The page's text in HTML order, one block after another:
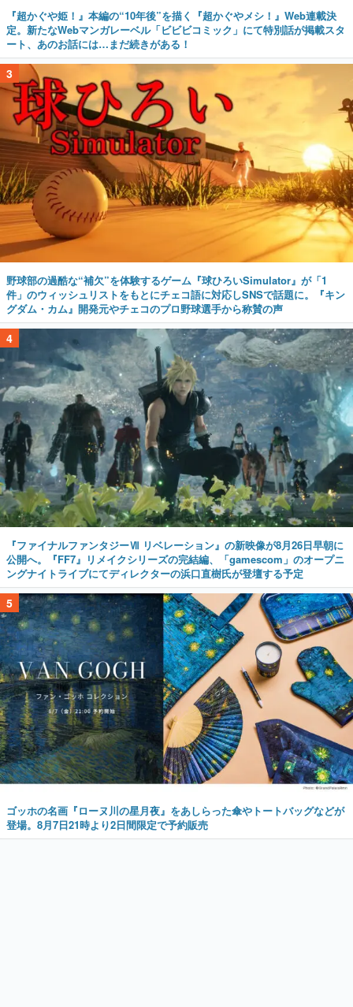
『超かぐや姫！』本編の“10年後”を描く『超かぐやメシ！』Web連載決
定。新たなWebマンガレーベル「ビビビコミック」にて特別話が掲載スタ
ート、あのお話には…まだ続きがある！
3
野球部の過酷な“補欠”を体験するゲーム『球ひろいSimulator』が「1
件」のウィッシュリストをもとにチェコ語に対応しSNSで話題に。『キン
グダム・カム』開発元やチェコのプロ野球選手から称賛の声
4
『ファイナルファンタジーⅦ リベレーション』の新映像が8月26日早朝に
公開へ。『FF7』リメイクシリーズの完結編、「gamescom」のオープニ
ングナイトライブにてディレクターの浜口直樹氏が登壇する予定
5
ゴッホの名画『ローヌ川の星月夜』をあしらった傘やトートバッグなどが
登場。8月7日21時より2日間限定で予約販売